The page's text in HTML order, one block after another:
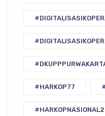
#HARKOP77